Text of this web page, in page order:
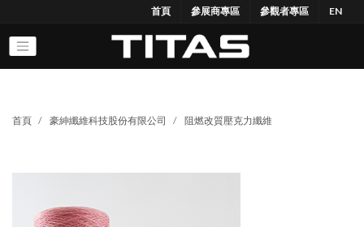
首頁 參展商專區 參觀者專區 EN
首頁 豪紳纖維科技股份有限公司 阻燃改質壓克力纖維